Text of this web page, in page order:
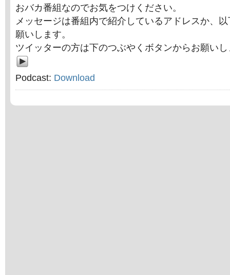
おバカ番組なのでお気をつけください。
メッセージは番組内で紹介しているアドレスか、
願いします。
ツイッターの方は下のつぶやくボタンからお願い
Podcast: Download